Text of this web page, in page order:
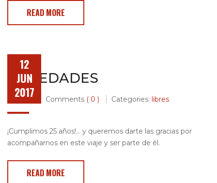
READ MORE
NOVEDADES
Post by Comments ( 0 ) Categories: libres
¡Cumplimos 25 años!… y queremos darte las gracias por
acompañarnos en este viaje y ser parte de él.
READ MORE
12
JUN
2017